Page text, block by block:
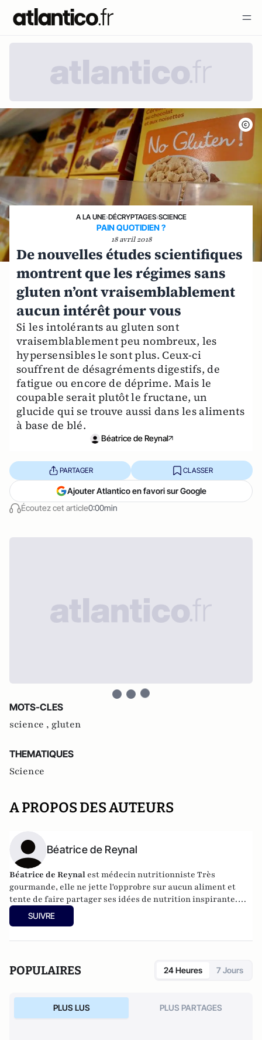
A LA UNE›DÉCRYPTAGES›SCIENCE
PAIN QUOTIDIEN ?
18 avril 2018
De nouvelles études scientifiques
montrent que les régimes sans
gluten n’ont vraisemblablement
aucun intérêt pour vous
Si les intolérants au gluten sont
vraisemblablement peu nombreux, les
hypersensibles le sont plus. Ceux-ci
souffrent de désagréments digestifs, de
fatigue ou encore de déprime. Mais le
coupable serait plutôt le fructane, un
glucide qui se trouve aussi dans les aliments
à base de blé.
Béatrice de Reynal
Écoutez cet article0:00min
PARTAGER CLASSER
Ajouter Atlantico en favori sur Google
MOTS-CLES
science , gluten
THEMATIQUES
Science
A PROPOS DES AUTEURS
Béatrice de Reynal
Béatrice de Reynal est médecin nutritionniste Très
gourmande, elle ne jette l'opprobre sur aucun aliment et
tente de faire partager ses idées de nutrition inspirante.
Elle est par ailleurs l'auteur du blog "
SUIVRE
POPULAIRES 24 Heures 7 Jours
PLUS LUS PLUS PARTAGES